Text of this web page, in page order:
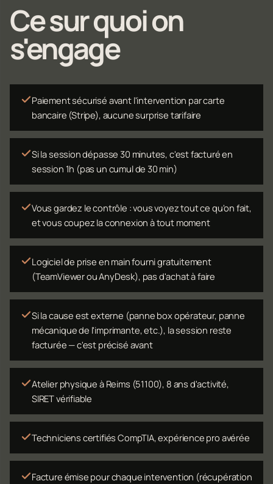
Ce sur quoi on
s'engage
Paiement sécurisé avant l'intervention par carte
bancaire (Stripe), aucune surprise tarifaire
Si la session dépasse 30 minutes, c'est facturé en
session 1h (pas un cumul de 30 min)
Vous gardez le contrôle : vous voyez tout ce qu'on fait,
et vous coupez la connexion à tout moment
Logiciel de prise en main fourni gratuitement
(TeamViewer ou AnyDesk), pas d'achat à faire
Si la cause est externe (panne box opérateur, panne
mécanique de l'imprimante, etc.), la session reste
facturée — c'est précisé avant
Atelier physique à Reims (51100), 8 ans d'activité,
SIRET vérifiable
Techniciens certifiés CompTIA, expérience pro avérée
Facture émise pour chaque intervention (récupération